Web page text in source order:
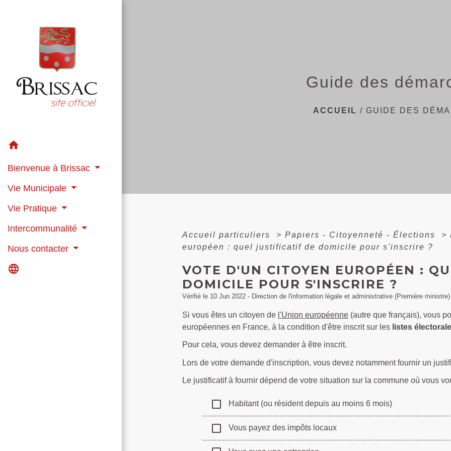
home
Bienvenue à Brissac
Vie Municipale
Vie Pratique
Intercommunalité
Nous contacter
language
Guide des
ACCUEIL / GUIDE DES
Accueil particuliers > Papiers - Citoyenneté - Élections >
européen : quel justificatif de domicile pour s'inscrire ?
VOTE D'UN CITOYEN EUROPÉEN :
DOMICILE POUR S'INSCRIRE ?
Vérifié le 10 Jun 2022 - Direction de l'information légale et administrative (Première ministre)
Si vous êtes un citoyen de l'Union européenne(autre que français), vous
européennes en France, à la condition d'être inscrit sur les listes
Pour cela, vous devez demander à être inscrit.
Lors de votre demande d'inscription, vous devez notamment fournir un
Le justificatif à fournir dépend de votre situation sur la commune où vous
check_box_outline_blank Habitant (ou résident depuis au moins 6 mois)
check_box_outline_blank Vous payez des impôts locaux